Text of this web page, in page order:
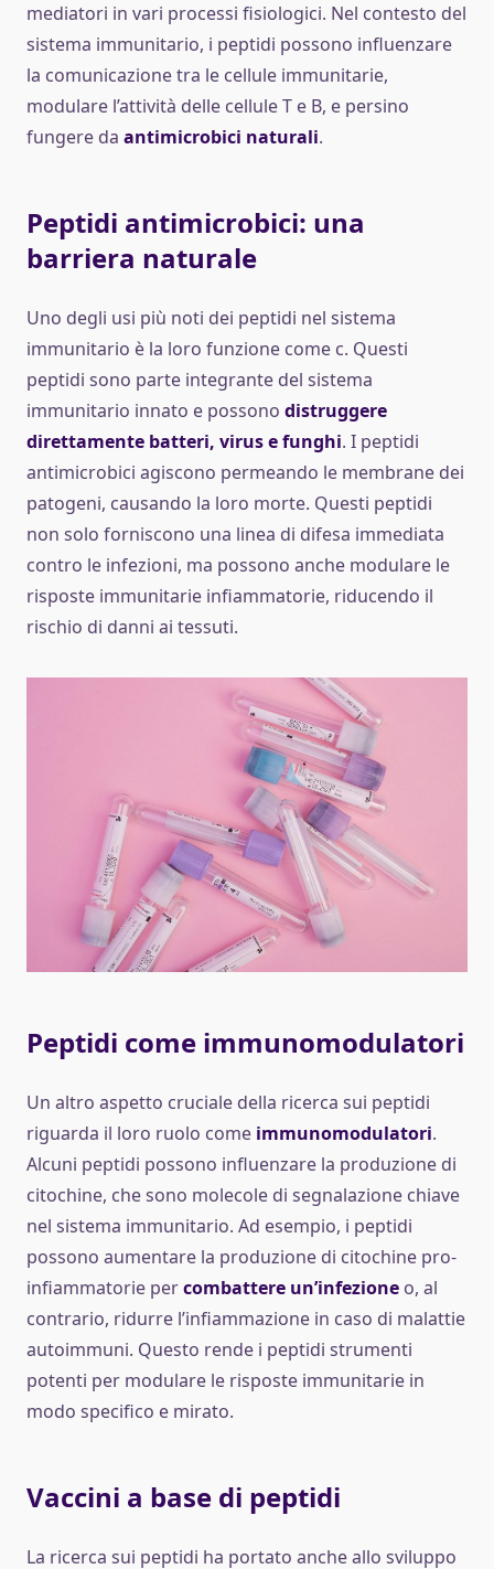
mediatori in vari processi fisiologici. Nel contesto del
sistema immunitario, i peptidi possono influenzare
la comunicazione tra le cellule immunitarie,
modulare l’attività delle cellule T e B, e persino
fungere da antimicrobici naturali.
Peptidi antimicrobici: una
barriera naturale
Uno degli usi più noti dei peptidi nel sistema
immunitario è la loro funzione come c. Questi
peptidi sono parte integrante del sistema
immunitario innato e possono distruggere
direttamente batteri, virus e funghi. I peptidi
antimicrobici agiscono permeando le membrane dei
patogeni, causando la loro morte. Questi peptidi
non solo forniscono una linea di difesa immediata
contro le infezioni, ma possono anche modulare le
risposte immunitarie infiammatorie, riducendo il
rischio di danni ai tessuti.
Peptidi come immunomodulatori
Un altro aspetto cruciale della ricerca sui peptidi
riguarda il loro ruolo come immunomodulatori.
Alcuni peptidi possono influenzare la produzione di
citochine, che sono molecole di segnalazione chiave
nel sistema immunitario. Ad esempio, i peptidi
possono aumentare la produzione di citochine pro-
infiammatorie percombattere un’infezione o, al
contrario, ridurre l’infiammazione in caso di malattie
autoimmuni. Questo rende i peptidi strumenti
potenti per modulare le risposte immunitarie in
modo specifico e mirato.
Vaccini a base di peptidi
La ricerca sui peptidi ha portato anche allo sviluppo